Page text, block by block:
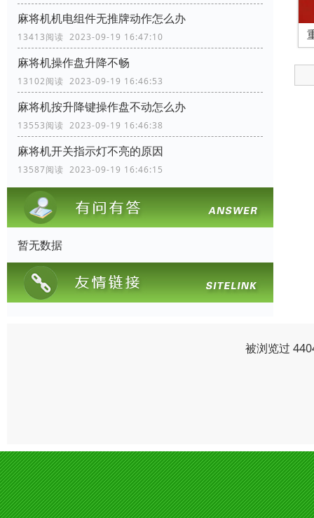
麻将机机电组件无推牌动作怎么办
13413阅读 2023-09-19 16:47:10
麻将机操作盘升降不畅
13102阅读 2023-09-19 16:46:53
麻将机按升降键操作盘不动怎么办
13553阅读 2023-09-19 16:46:38
麻将机开关指示灯不亮的原因
13587阅读 2023-09-19 16:46:15
暂无数据
被浏览过